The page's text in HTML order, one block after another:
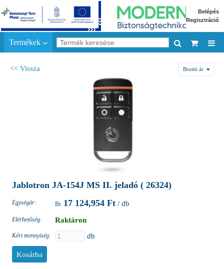
Belépés
Regisztráció
Termékek
<< Vissza Bruttó ár
Jablotron JA-154J MS II. jeladó ( 26324)
Egységár: 17 124,954 Ft / db
Elérhetőség: Raktáron
Kért mennyiség: db